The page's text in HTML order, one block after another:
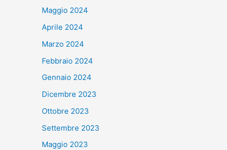
Maggio 2024
Aprile 2024
Marzo 2024
Febbraio 2024
Gennaio 2024
Dicembre 2023
Ottobre 2023
Settembre 2023
Maggio 2023